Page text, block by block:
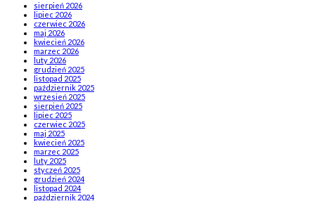
sierpień 2026
lipiec 2026
czerwiec 2026
maj 2026
kwiecień 2026
marzec 2026
luty 2026
grudzień 2025
listopad 2025
październik 2025
wrzesień 2025
sierpień 2025
lipiec 2025
czerwiec 2025
maj 2025
kwiecień 2025
marzec 2025
luty 2025
styczeń 2025
grudzień 2024
listopad 2024
październik 2024